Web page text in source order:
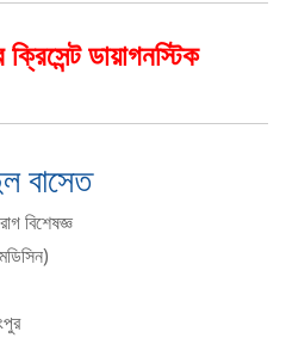
ডায়াগনস্টিক
বাসেত
বিশেষজ্ঞ